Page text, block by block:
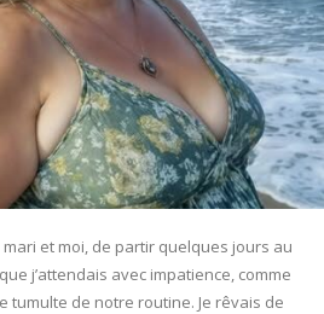
et moi, de partir quelques jours au
j’attendais avec impatience, comme
tumulte de notre routine. Je rêvais de